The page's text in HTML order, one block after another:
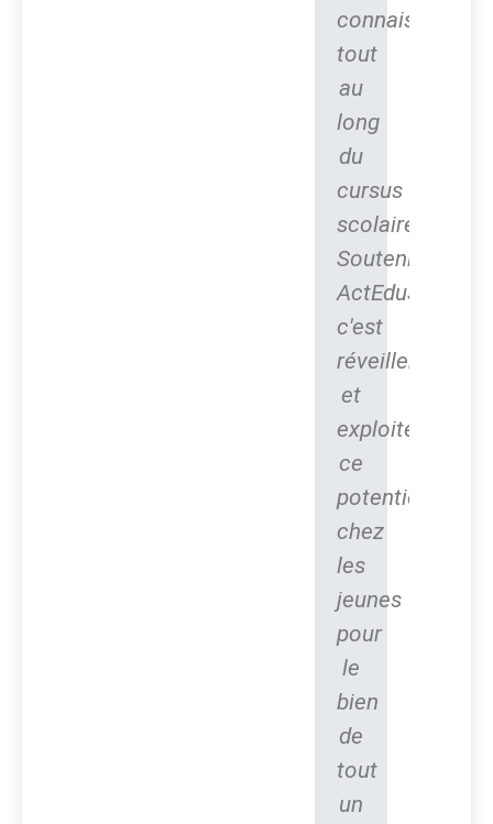
connaissance
tout
au
long
du
cursus
scolaire.
Soutenir
ActEduS,
c'est
réveiller
et
exploiter
ce
potentiel
chez
les
jeunes
pour
le
bien
de
tout
un